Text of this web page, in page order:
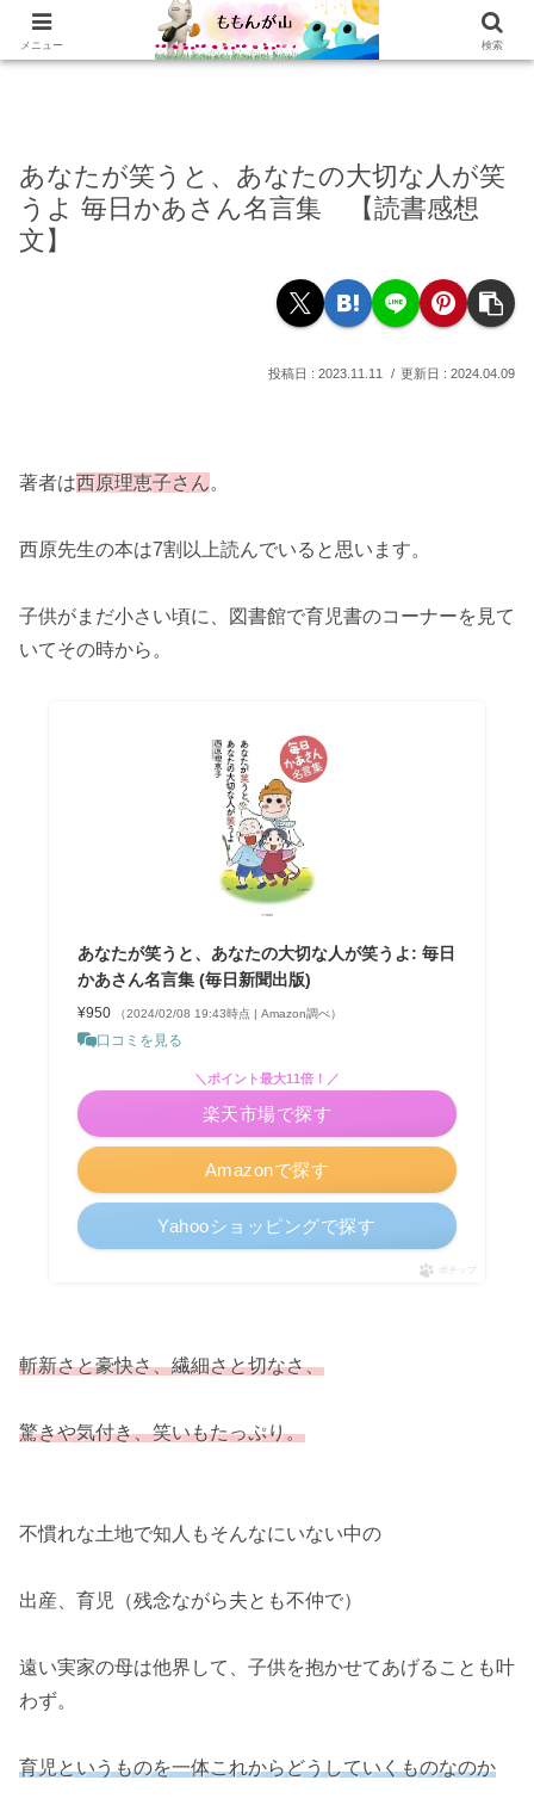
ホーム 乳がんの話
乳がん記録
おかわり
もぐもぐ 読書記録
あなたが笑うと、あなたの大切な人が笑
うよ 毎日かあさん名言集 【読書感想
文】
2023.11.11 2024.04.09
著者は西原理恵子さん。
西原先生の本は7割以上読んでいると思います。
子供がまだ小さい頃に、図書館で育児書のコーナーを見て
いてその時から。
あなたが笑うと、あなたの大切な人が笑うよ: 毎日
かあさん名言集 (毎日新聞出版)
¥950 （2024/02/08 19:43時点 | Amazon調べ）
口コミを見る
Amazonで探す
＼ポイント最大11倍！／
楽天市場で探す
Yahooショッピングで探す
ポチップ
斬新さと豪快さ、繊細さと切なさ、
驚きや気付き、笑いもたっぷり。
不慣れな土地で知人もそんなにいない中の
出産、育児（残念ながら夫とも不仲で）
遠い実家の母は他界して、子供を抱かせてあげることも叶
わず。
育児というものを一体これからどうしていくものなのか
メニュー 検索